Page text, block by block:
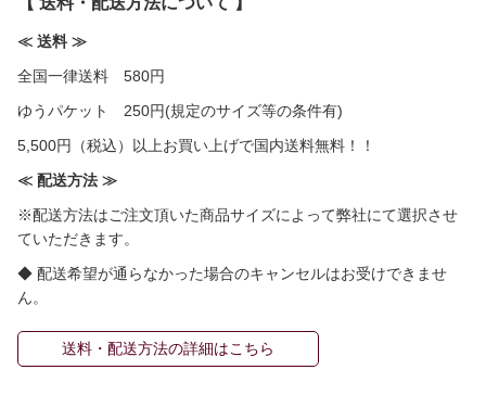
≪ 送料 ≫
全国一律送料 580円
ゆうパケット 250円(規定のサイズ等の条件有)
5,500円（税込）以上お買い上げで国内送料無料！！
≪ 配送方法 ≫
※配送方法はご注文頂いた商品サイズによって弊社にて選択させ
ていただきます。
◆ 配送希望が通らなかった場合のキャンセルはお受けできませ
ん。
送料・配送方法の詳細はこちら